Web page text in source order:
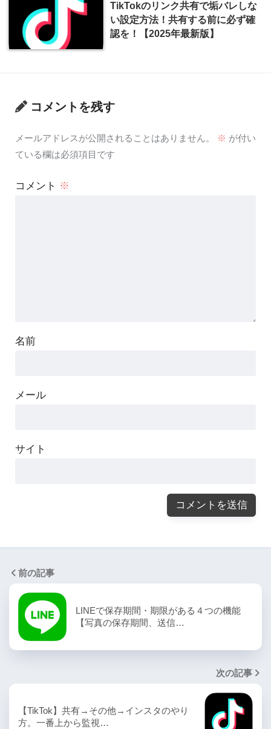
TikTokのリンク共有で垢バレしな
い設定方法！共有する前に必ず確
認を！【2025年最新版】
コメントを残す
メールアドレスが公開されることはありません。 ※ が付い
ている欄は必須項目です
コメント ※
名前
メール
サイト
前の記事
LINEで保存期間・期限がある４つの機能
【写真の保存期間、送信…
次の記事
【TikTok】共有→その他→インスタのやり
方。一番上から監視…